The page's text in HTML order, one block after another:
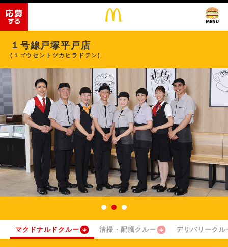
１号線戸塚平戸店
(１ゴウセントツカヒラドテン)
マクドナルドクルー 清掃・配膳クルー デリバリークル